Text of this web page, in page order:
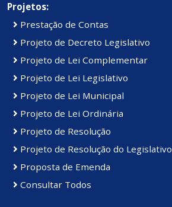
Projetos:
Prestação de Contas
Projeto de Decreto Legislativo
Projeto de Lei Complementar
Projeto de Lei Legislativo
Projeto de Lei Municipal
Projeto de Lei Ordinária
Projeto de Resolução
Projeto de Resolução do Legislativo
Proposta de Emenda
Consultar Todos